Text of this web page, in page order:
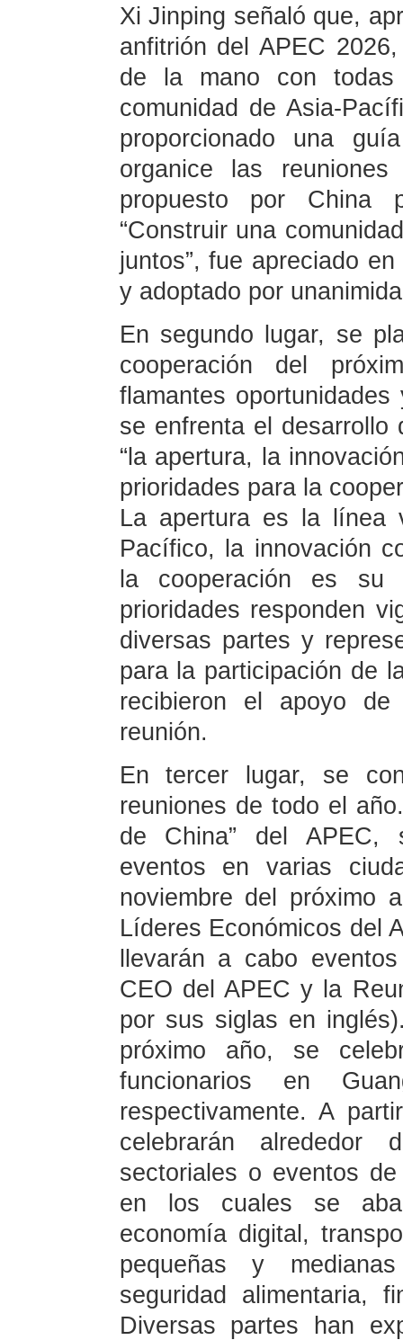
Xi Jinping señaló que,
anfitrión del APEC
de la mano con
comunidad de Asia-
proporcionado una
organice las
propuesto por China
“Construir una
juntos”, fue apreciado
y adoptado por
En segundo lugar, se
cooperación del
flamantes
se enfrenta el desarrollo
“la apertura, la
prioridades para la
La apertura es la línea
Pacífico, la innovación
la cooperación es su
prioridades responden
diversas partes y
para la participación de
recibieron el apoyo
reunión.
En tercer lugar, se
reuniones de todo el
de China” del APEC,
eventos en varias
noviembre del próximo
Líderes Económicos del
llevarán a cabo
CEO del APEC y la
por sus siglas en
próximo año, se
funcionarios en
respectivamente. A
celebrarán alrededor
sectoriales o eventos
en los cuales se
economía digital,
pequeñas y
seguridad alimentaria,
Diversas partes han